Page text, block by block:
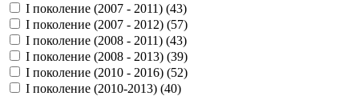
I поколение (2007 - 2011) (43)
I поколение (2007 - 2012) (57)
I поколение (2008 - 2011) (43)
I поколение (2008 - 2013) (39)
I поколение (2010 - 2016) (52)
I поколение (2010-2013) (40)